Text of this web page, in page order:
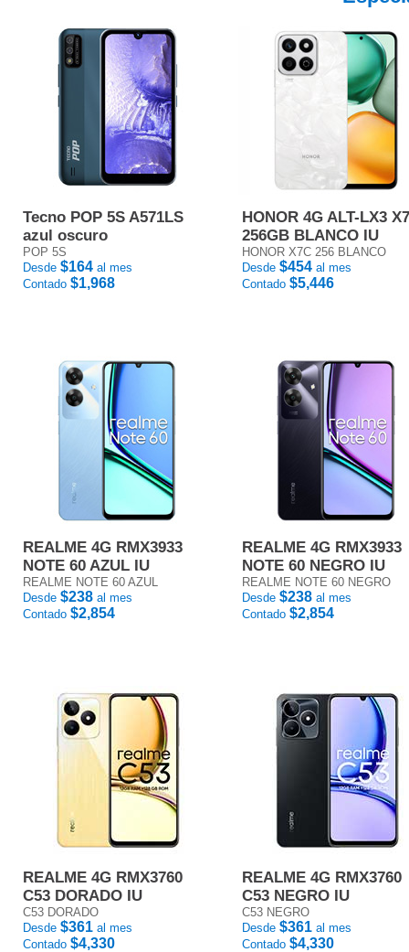
Tecno POP 5S A571LS
azul oscuro
POP 5S
Desde $164 al mes
Contado $1,968
HONOR 4G ALT-LX3
256GB BLANCO IU
HONOR X7C 256 BLANCO
Desde $454 al mes
Contado $5,446
REALME 4G RMX3933
NOTE 60 AZUL IU
REALME NOTE 60 AZUL
Desde $238 al mes
Contado $2,854
REALME 4G RMX3933
NOTE 60 NEGRO IU
REALME NOTE 60 NEGRO
Desde $238 al mes
Contado $2,854
REALME 4G RMX3760
C53 DORADO IU
C53 DORADO
Desde $361 al mes
Contado $4,330
REALME 4G RMX3760
C53 NEGRO IU
C53 NEGRO
Desde $361 al mes
Contado $4,330